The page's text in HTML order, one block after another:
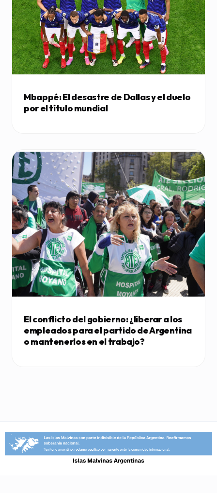
Mbappé: El desastre de Dallas y el duelo
por el título mundial
El conflicto del gobierno: ¿liberar a los
empleados para el partido de Argentina
o mantenerlos en el trabajo?